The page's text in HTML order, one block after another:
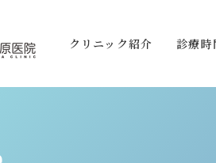
クリニック紹介 診療時